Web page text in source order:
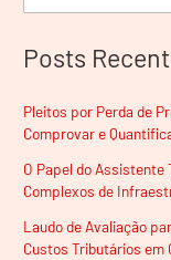
Posts
Pleitos por Perda de
Comprovar e
O Papel do
Complexos de
Laudo de Avaliação
Custos Tributários em